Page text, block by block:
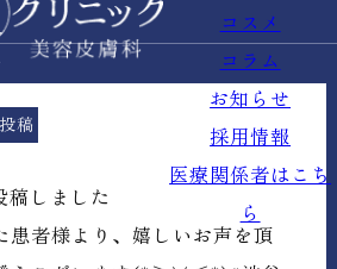
コスメ
コラム
お知らせ
採用情報
医療関係者はこち
ら
投稿
患者様より、嬉しいお声を頂